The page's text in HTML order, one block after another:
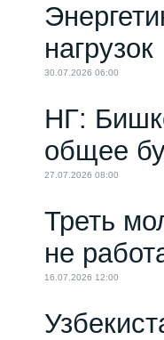
нагрузок
30.07.2026 06:00
НГ:
общее
27.07.2026 08:00
Треть
не
16.07.2026 12:00